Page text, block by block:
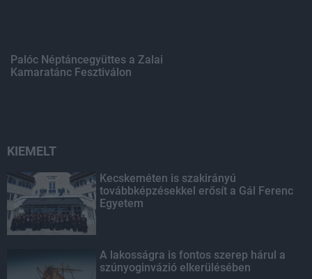
Palóc Néptáncegyüttes a Zalai
Kamaratánc Fesztiválon
KIEMELT
Kecskeméten is szakirányú
továbbképzésekkel erősít a Gál Ferenc
Egyetem
A lakosságra is fontos szerep hárul a
szúnyoginvázió elkerülésében